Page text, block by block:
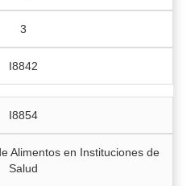
3
I8842
I8854
Alimentos en Instituciones de
Salud